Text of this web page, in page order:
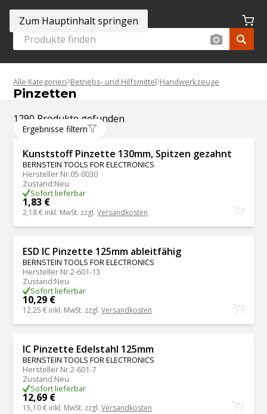
Zum Hauptinhalt springen
Alle Kategorien Betriebs- und Hilfsmittel Handwerkzeuge
Pinzetten
1290 Produkte gefunden
Ergebnisse filtern
Kunststoff Pinzette 130mm, Spitzen gezahnt
BERNSTEIN TOOLS FOR ELECTRONICS
Hersteller Nr.05-0030
Zustand:Neu
Sofort lieferbar
1,83 €
2,18 € inkl. MwSt. zzgl.Versandkosten
ESD IC Pinzette 125mm ableitfähig
BERNSTEIN TOOLS FOR ELECTRONICS
Hersteller Nr.2-601-13
Zustand:Neu
Sofort lieferbar
10,29 €
12,25 € inkl. MwSt. zzgl.Versandkosten
IC Pinzette Edelstahl 125mm
BERNSTEIN TOOLS FOR ELECTRONICS
Hersteller Nr.2-601-7
Zustand:Neu
Sofort lieferbar
12,69 €
15,10 € inkl. MwSt. zzgl.Versandkosten